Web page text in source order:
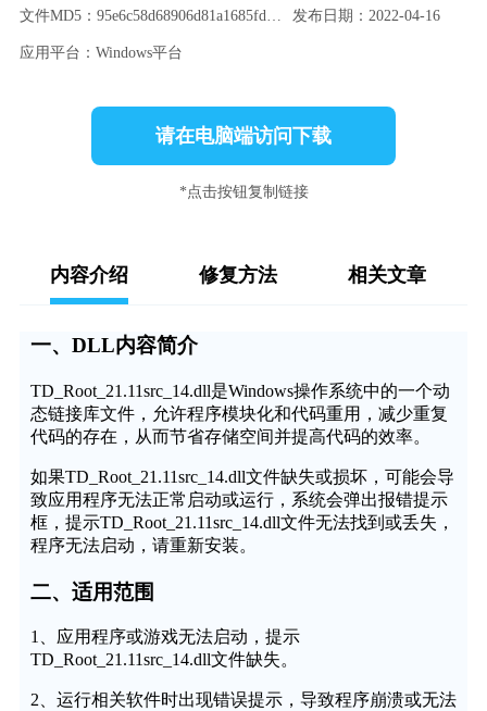
文件MD5：95e6c58d68906d81a1685fd8225e4fdd 发布日期：2022-04-16
应用平台：Windows平台
请在电脑端访问下载
*点击按钮复制链接
内容介绍 修复方法 相关文章
一、DLL内容简介
TD_Root_21.11src_14.dll是Windows操作系统中的一个动
态链接库文件，允许程序模块化和代码重用，减少重复
代码的存在，从而节省存储空间并提高代码的效率。
如果TD_Root_21.11src_14.dll文件缺失或损坏，可能会导
致应用程序无法正常启动或运行，系统会弹出报错提示
框，提示TD_Root_21.11src_14.dll文件无法找到或丢失，
程序无法启动，请重新安装。
二、适用范围
1、应用程序或游戏无法启动，提示
TD_Root_21.11src_14.dll文件缺失。
2、运行相关软件时出现错误提示，导致程序崩溃或无法